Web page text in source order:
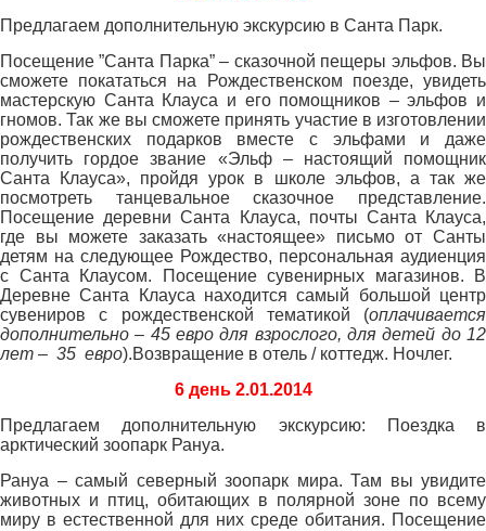
Предлагаем дополнительную экскурсию в Санта Парк.
Посещение ”Санта Парка” – сказочной пещеры эльфов. Вы
сможете покататься на Рождественском поезде, увидеть
мастерскую Санта Клауса и его помощников – эльфов и
гномов. Так же вы сможете принять участие в изготовлении
рождественских подарков вместе с эльфами и даже
получить гордое звание «Эльф – настоящий помощник
Санта Клауса», пройдя урок в школе эльфов, а так же
посмотреть танцевальное сказочное представление.
Посещение деревни Санта Клауса, почты Санта Клауса,
где вы можете заказать «настоящее» письмо от Санты
детям на следующее Рождество, персональная аудиенция
с Санта Клаусом. Посещение сувенирных магазинов. В
Деревне Санта Клауса находится самый большой центр
сувениров с рождественской тематикой (оплачивается
дополнительно – 45 евро для взрослого, для детей до 12
лет – 35 евро).Возвращение в отель / коттедж. Ночлег.
6 день 2.01.2014
Предлагаем дополнительную экскурсию: Поездка в
арктический зоопарк Рануа.
Рануа – самый северный зоопарк мира. Там вы увидите
животных и птиц, обитающих в полярной зоне по всему
миру в естественной для них среде обитания. Посещение